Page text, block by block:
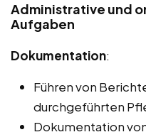
Administrative und
Aufgaben
Dokumentation:
Führen von
durchgeführten
Dokumentation